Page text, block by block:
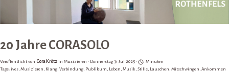
20 Jahre CORASOLO
Veröffentlicht von Cora Krötz in Musizieren · Donnerstag 31 Jul 2025 ·
Minuten
Tags: ives, Musizieren , Klang, Verbindung, Publikum , Leben , Musik, Stille, Lauschen , Mitschwingen , Ankommen